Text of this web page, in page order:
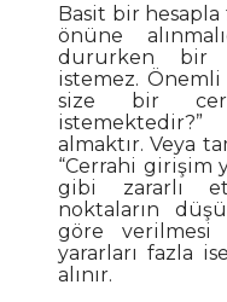
Basit bir hesapla
önüne
dururken bir
istemez.
size bir
almaktır. Veya
“Cerrahi girişim
gibi zararlı
noktaların
göre verilmesi
yararları fazla
alınır.